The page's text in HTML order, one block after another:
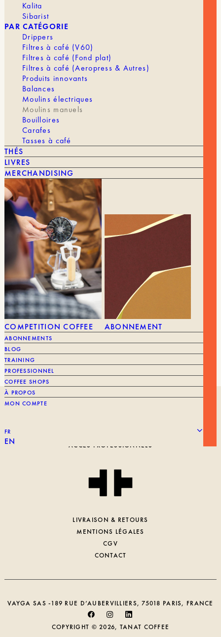
Kalita
Sibarist
PAR CATÉGORIE
Drippers
Filtres à café (V60)
Filtres à café (Fond plat)
Filtres à café (Aeropress & Autres)
Produits innovants
Balances
Moulins électriques
Moulins manuels
Bouilloires
Carafes
Tasses à café
THÉS
LIVRES
MERCHANDISING
COMPETITION COFFEE ABONNEMENT
ABONNEMENTS
BLOG
TRAINING
PROFESSIONNEL
COFFEE SHOPS
À PROPOS
MON COMPTE
FR
EN
Series
Tigershark
VOUS POURRIEZ AIMER AUSSI
TOUT VOIR
RED CLIX DRIVETRAIN RX35
39,90€
MARQUE ComandanteMARQUE
ACCÈS PROFESSIONNELS
LIVRAISON & RETOURS
MENTIONS LÉGALES
CGV
CONTACT
VAYGA SAS -189 RUE D’AUBERVILLIERS, 75018 PARIS, FRANCE
COPYRIGHT © 2026, TANAT COFFEE